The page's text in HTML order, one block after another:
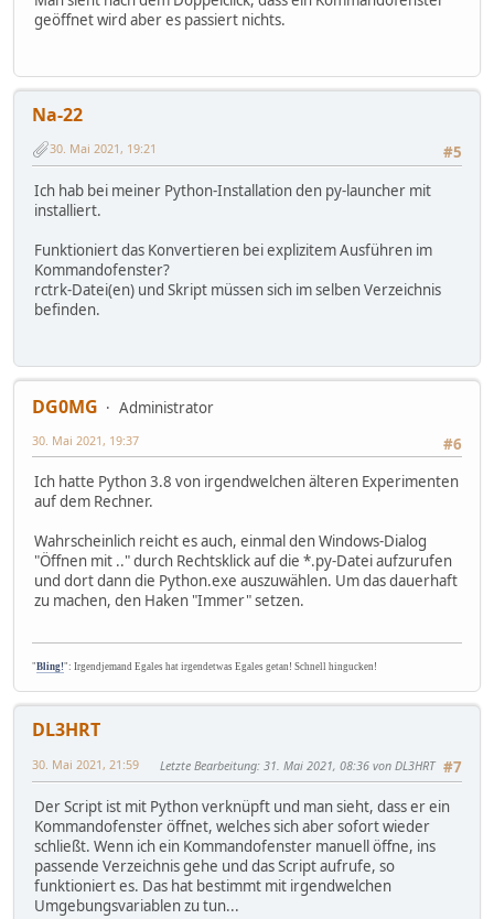
geöffnet wird aber es passiert nichts.
Na-22
#5
30. Mai 2021, 19:21
Ich hab bei meiner Python-Installation den py-launcher mit
installiert.
Funktioniert das Konvertieren bei explizitem Ausführen im
Kommandofenster?
rctrk-Datei(en) und Skript müssen sich im selben Verzeichnis
befinden.
DG0MG
Administrator
#6
30. Mai 2021, 19:37
Ich hatte Python 3.8 von irgendwelchen älteren Experimenten
auf dem Rechner.
Wahrscheinlich reicht es auch, einmal den Windows-Dialog
"Öffnen mit .." durch Rechtsklick auf die *.py-Datei aufzurufen
und dort dann die Python.exe auszuwählen. Um das dauerhaft
zu machen, den Haken "Immer" setzen.
"Bling!": Irgendjemand Egales hat irgendetwas Egales getan! Schnell hingucken!
DL3HRT
#7
30. Mai 2021, 21:59 Letzte Bearbeitung: 31. Mai 2021, 08:36 von DL3HRT
Der Script ist mit Python verknüpft und man sieht, dass er ein
Kommandofenster öffnet, welches sich aber sofort wieder
schließt. Wenn ich ein Kommandofenster manuell öffne, ins
passende Verzeichnis gehe und das Script aufrufe, so
funktioniert es. Das hat bestimmt mit irgendwelchen
Umgebungsvariablen zu tun...